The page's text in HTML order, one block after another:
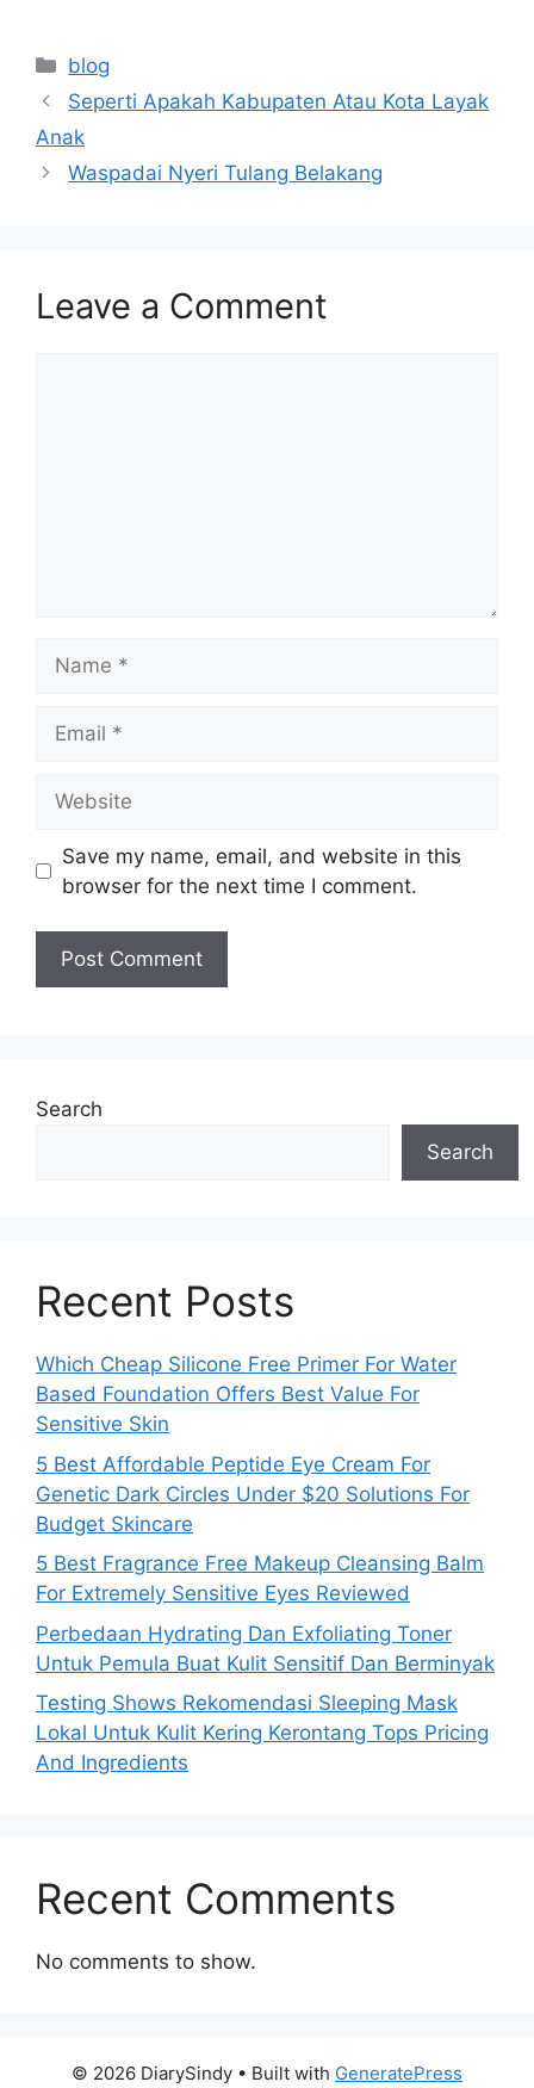
Categories
blog
Seperti Apakah Kabupaten Atau Kota Layak
Anak
Waspadai Nyeri Tulang Belakang
Leave a Comment
Save my name, email, and website in this
browser for the next time I comment.
Search
Search
Recent Posts
Which Cheap Silicone Free Primer For Water
Based Foundation Offers Best Value For
Sensitive Skin
5 Best Affordable Peptide Eye Cream For
Genetic Dark Circles Under $20 Solutions For
Budget Skincare
5 Best Fragrance Free Makeup Cleansing Balm
For Extremely Sensitive Eyes Reviewed
Perbedaan Hydrating Dan Exfoliating Toner
Untuk Pemula Buat Kulit Sensitif Dan Berminyak
Testing Shows Rekomendasi Sleeping Mask
Lokal Untuk Kulit Kering Kerontang Tops Pricing
And Ingredients
Recent Comments
No comments to show.
© 2026 DiarySindy • Built with GeneratePress